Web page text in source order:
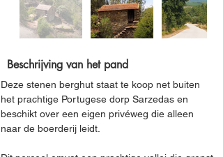
Beschrijving van het pand
Deze stenen berghut staat te koop net buiten
het prachtige Portugese dorp Sarzedas en
beschikt over een eigen privéweg die alleen
naar de boerderij leidt.